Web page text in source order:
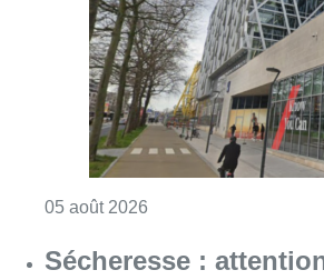
05 août 2026
Sécheresse :